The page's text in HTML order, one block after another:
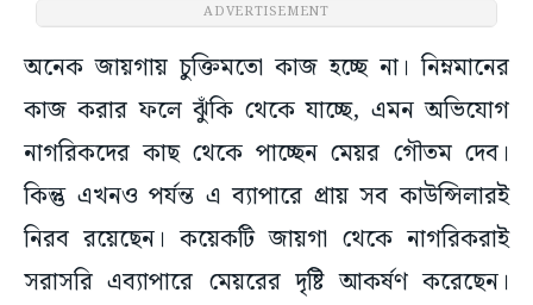
ADVERTISEMENT
অনেক জায়গায় চুক্তিমতো কাজ হচ্ছে না। নিম্নমানের
কাজ করার ফলে ঝুঁকি থেকে যাচ্ছে, এমন অভিযোগ
নাগরিকদের কাছ থেকে পাচ্ছেন মেয়র গৌতম দেব।
কিন্তু এখনও পর্যন্ত এ ব্যাপারে প্রায় সব কাউন্সিলারই
নিরব রয়েছেন। কয়েকটি জায়গা থেকে নাগরিকরাই
সরাসরি এব্যাপারে মেয়রের দৃষ্টি আকর্ষণ করেছেন।